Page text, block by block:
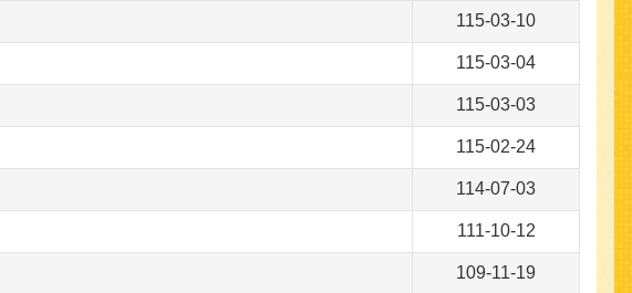
115-03-10
115-03-04
115-03-03
115-02-24
114-07-03
111-10-12
109-11-19